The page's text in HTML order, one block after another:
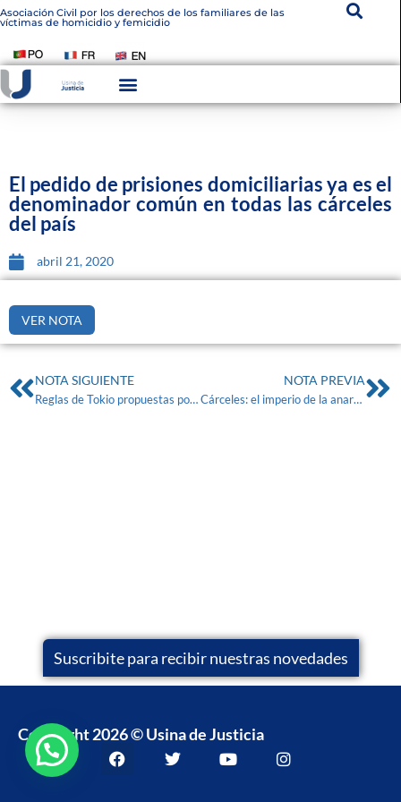
Asociación Civil por los derechos de los familiares de las
víctimas de homicidio y femicidio
El pedido de prisiones domiciliarias ya es el
denominador común en todas las cárceles
del país
abril 21, 2020
VER NOTA
NOTA SIGUIENTE
Reglas de Tokio propuestas por Naciones Unidas y adoptadas por la CIDH.
NOTA PREVIA
Cárceles: el imperio de la anarquía
Suscribite para recibir nuestras novedades
Copyright 2026 © Usina de Justicia